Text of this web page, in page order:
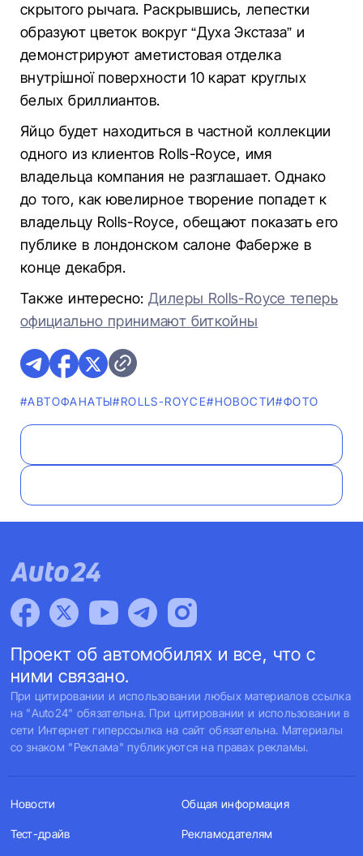
скрытого рычага. Раскрывшись, лепестки
образуют цветок вокруг “Духа Экстаза” и
демонстрируют аметистовая отделка
внутрішної поверхности 10 карат круглых
белых бриллиантов.
Яйцо будет находиться в частной коллекции
одного из клиентов Rolls-Royce, имя
владельца компания не разглашает. Однако
до того, как ювелирное творение попадет к
владельцу Rolls-Royce, обещают показать его
публике в лондонском салоне Фаберже в
конце декабря.
Также интересно:Дилеры Rolls-Royce теперь
официально принимают биткойны
#AВТОФАНАТЫ#ROLLS-ROYCE#НОВОСТИ#ФОТО
Проект об автомобилях и все, что с
ними связано.
При цитировании и использовании любых материалов ссылка
на "Auto24" обязательна. При цитировании и использовании в
сети Интернет гиперссылка на сайт обязательна. Материалы
со знаком "Реклама" публикуются на правах рекламы.
Новости
Тест-драйв
Общая информация
Рекламодателям